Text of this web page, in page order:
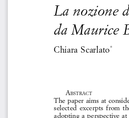
La nozione
da Maurice
Chiara  Scarlato*
a bstract
The  paper  aims  at
selected  excerpts  from
adopting  a  perspective